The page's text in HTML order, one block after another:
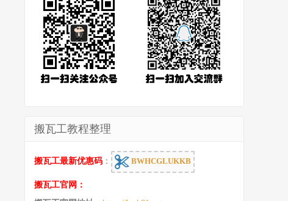
搬瓦工教程整理
搬瓦工最新优惠码 ： BWHCGLUKKB
搬瓦工官网：